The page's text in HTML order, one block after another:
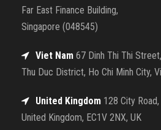
Far East Finance Building,
Singapore (048545)
Viet Nam 67 Dinh Thi Thi
Thu Duc District, Ho Chi Minh City,
United Kingdom 128 City
United Kingdom, EC1V 2NX, UK